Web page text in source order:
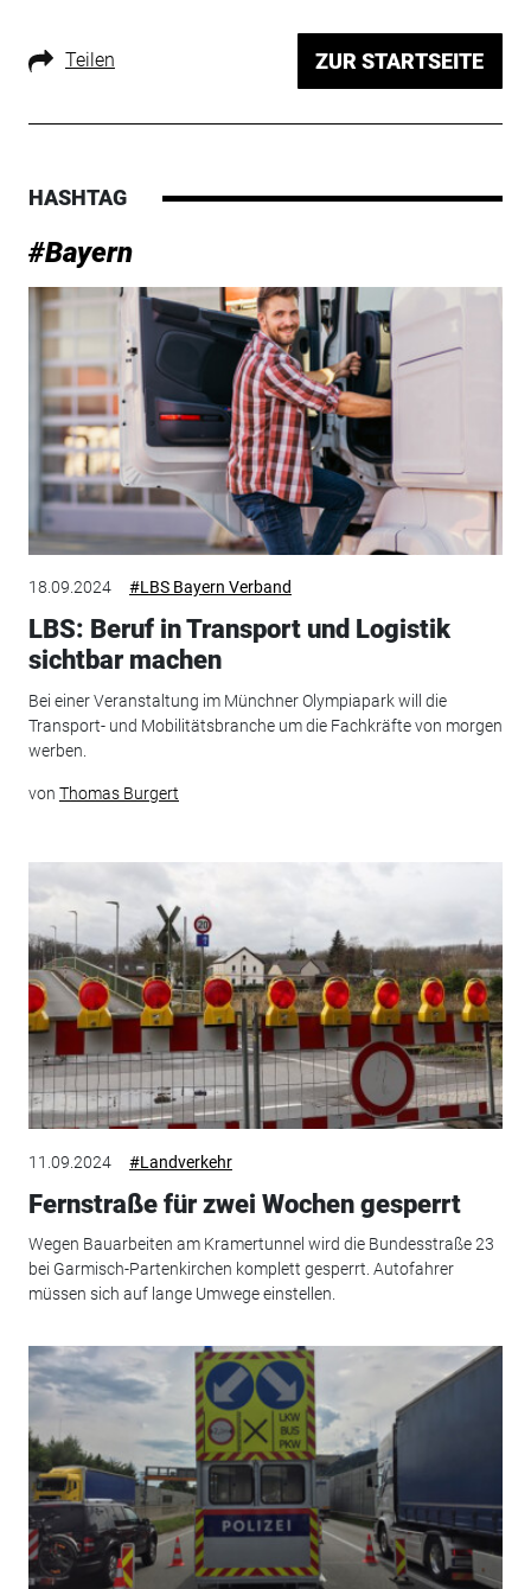
Teilen ZUR STARTSEITE
HASHTAG
#Bayern
18.09.2024 #LBS Bayern Verband
LBS: Beruf in Transport und Logistik
sichtbar machen
Bei einer Veranstaltung im Münchner Olympiapark will die
Transport- und Mobilitätsbranche um die Fachkräfte von morgen
werben.
von Thomas Burgert
11.09.2024 #Landverkehr
Fernstraße für zwei Wochen gesperrt
Wegen Bauarbeiten am Kramertunnel wird die Bundesstraße 23
bei Garmisch-Partenkirchen komplett gesperrt. Autofahrer
müssen sich auf lange Umwege einstellen.